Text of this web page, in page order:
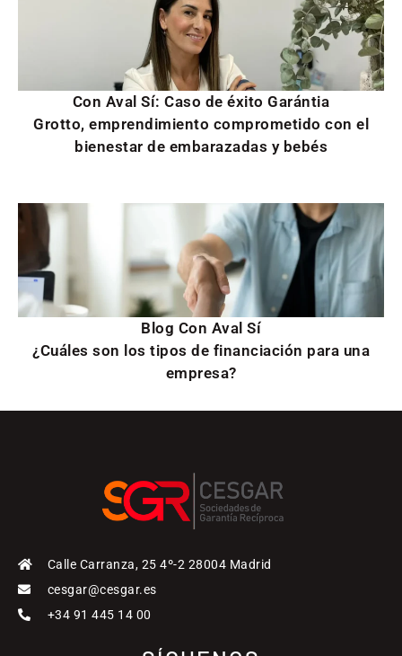
Con Aval Sí: Caso de éxito Garántia
Grotto, emprendimiento comprometido con el
bienestar de embarazadas y bebés
Blog Con Aval Sí
¿Cuáles son los tipos de financiación para una
empresa?
Calle Carranza, 25 4º-2 28004 Madrid
cesgar@cesgar.es
+34 91 445 14 00